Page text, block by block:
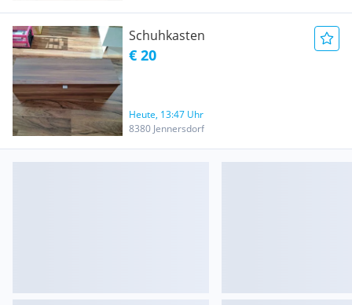
Schuhkasten
€ 20
Heute, 13:47 Uhr
8380 Jennersdorf